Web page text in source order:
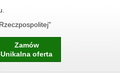
Zamów
Unikalna oferta